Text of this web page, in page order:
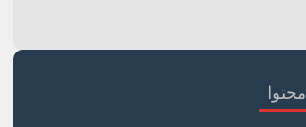
محتوا